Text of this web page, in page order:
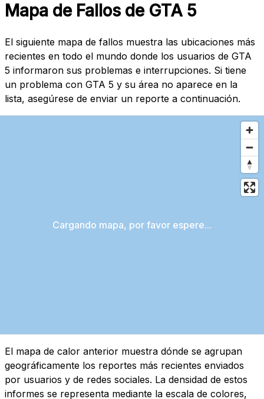
Mapa de Fallos de GTA 5
El siguiente mapa de fallos muestra las ubicaciones más
recientes en todo el mundo donde los usuarios de GTA
5 informaron sus problemas e interrupciones. Si tiene
un problema con GTA 5 y su área no aparece en la
lista, asegúrese de enviar un reporte a continuación.
Cargando mapa, por favor espere...
El mapa de calor anterior muestra dónde se agrupan
geográficamente los reportes más recientes enviados
por usuarios y de redes sociales. La densidad de estos
informes se representa mediante la escala de colores,